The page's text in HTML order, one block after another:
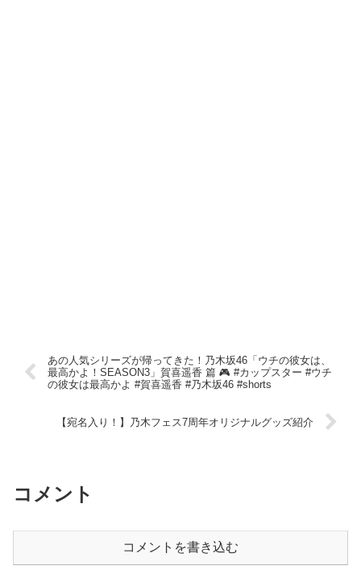
あの人気シリーズが帰ってきた！乃木坂46「ウチの彼女は、
最高かよ！SEASON3」賀喜遥香 篇 🎮 #カップスター #ウチ
の彼女は最高かよ #賀喜遥香 #乃木坂46 #shorts
【宛名入り！】乃木フェス7周年オリジナルグッズ紹介
コメント
コメントを書き込む